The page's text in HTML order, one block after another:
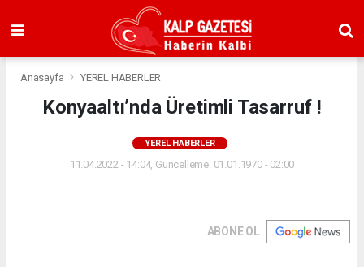
Anasayfa YEREL HABERLER
Konyaaltı’nda Üretimli Tasarruf !
YEREL HABERLER
11.04.2022 - 14:04, Güncelleme: 01.01.1970 - 02:00
ABONE OL